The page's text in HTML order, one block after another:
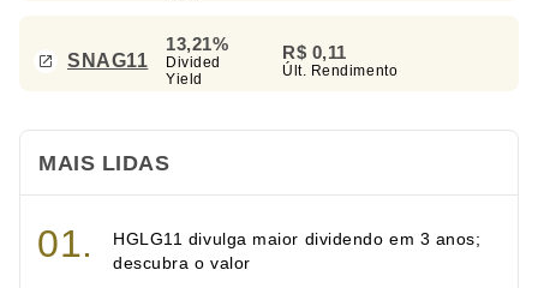
SNAG11
13,21%
Divided
Yield
R$ 0,11
Últ. Rendimento
MAIS LIDAS
HGLG11 divulga maior dividendo em 3 anos;
descubra o valor